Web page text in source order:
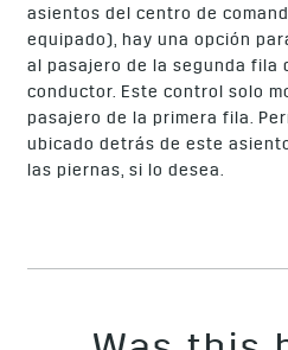
asientos del centro de
equipado), hay una opción
al pasajero de la segunda fila
conductor. Este control solo
pasajero de la primera fila.
ubicado detrás de este
las piernas, si lo desea.